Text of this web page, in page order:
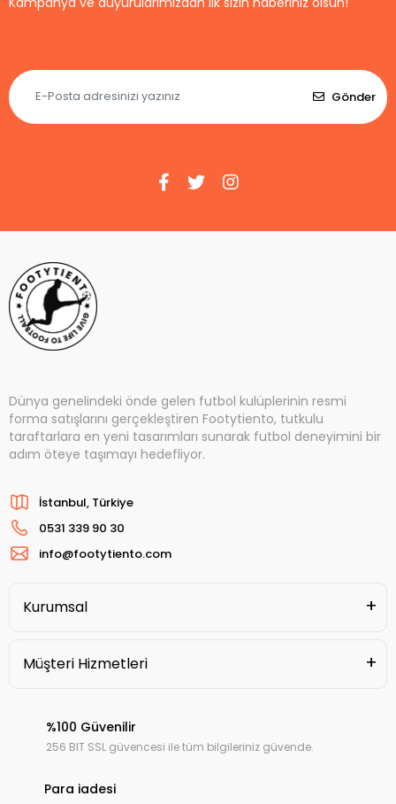
Gönder
Dünya genelindeki önde gelen futbol kulüplerinin resmi
forma satışlarını gerçekleştiren Footytiento, tutkulu
taraftarlara en yeni tasarımları sunarak futbol deneyimini bir
adım öteye taşımayı hedefliyor.
İstanbul, Türkiye
0531 339 90 30
info@footytiento.com
Kurumsal
Müşteri Hizmetleri
%100 Güvenilir
256 BIT SSL güvencesi ile tüm bilgileriniz güvende.
Para iadesi